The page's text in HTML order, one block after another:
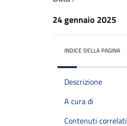
24 gennaio 2025
INDICE DELLA PAGINA
Descrizione
A cura di
Contenuti correlati